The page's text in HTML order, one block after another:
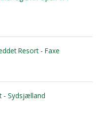
Resort - Faxe
- Sydsjælland